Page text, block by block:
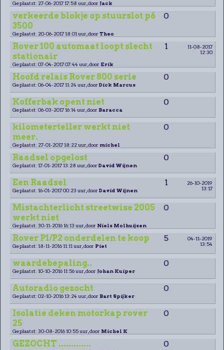
Geplaatst: 27-06-2017 17:58 uur, door Jack
verkeerde blokje op stuurslot p6
3500
0
Geplaatst: 20-06-2017 18:01 uur, door Theo
Rover 100 automaat loopt slecht
stationair
1
11-08-2017
12:30
Geplaatst: 07-04-2017 07:44 uur, door Erik
Hoofd relais Rover 800 serie 0
Geplaatst: 06-04-2017 11:24 uur, door Dick Marcus
Kofferbak opent niet 0
Geplaatst: 06-03-2017 16:14 uur, door Baracca
kilometerteller werkt niet
meer.
0
Geplaatst: 27-01-2017 18:22 uur, door michel
Raadsel opgelost 0
Geplaatst: 17-01-2017 13:28 uur, door David Wijnen
Een Raadsel 1
26-10-2019
13:17
Geplaatst: 16-01-2017 00:23 uur, door David Wijnen
Mistachterlicht streetwise 2005
werkt niet
0
Geplaatst: 30-11-2016 16:13 uur, door Niels Molhuijsen
Rover P1/P2 onderdelen te koop 5
04-11-2019
13:54
Geplaatst: 18-11-2016 11:11 uur, door Piet
waardebepaling.. 0
Geplaatst: 10-10-2016 11:56 uur, door Johan Kuiper
Autoradio gezocht 0
Geplaatst: 02-10-2016 13:24 uur, door Bart Spijker
Isolatie deken motorkap rover
25
0
Geplaatst: 30-08-2016 10:55 uur, door Michel K
GEZOCHT ............. 0